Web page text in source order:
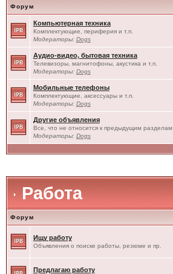
Форум
Компьютерная техника
Комплектующие, периферия и т.п.
Модераторы: Dogs
Аудио-видео, бытовая техника
Телевизоры, магнитофоны, акустика и т.п.
Модераторы: Dogs
Мобильные телефоны
Комплектующие, аксессуары и т.п.
Модераторы: Dogs
Другие объявления
Все, что не относится к предыдущим разделам
Модераторы: Dogs
Работа
Форум
Ищу работу
Объявления о поиске работы, резюме и пр.
Предлагаю работу